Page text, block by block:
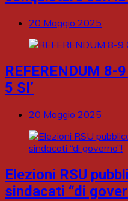
20 Maggio 2025
REFERENDUM 8-
5 SI’
20 Maggio 2025
Elezioni RSU
sindacati “di